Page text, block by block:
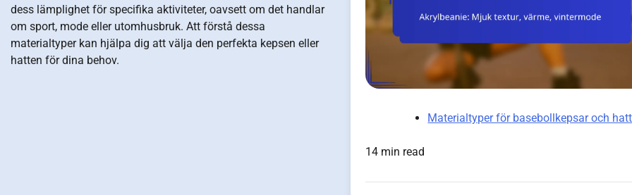
dess lämplighet för specifika aktiviteter, oavsett om det handlar
om sport, mode eller utomhusbruk. Att förstå dessa
materialtyper kan hjälpa dig att välja den perfekta kepsen eller
hatten för dina behov.
Materialtyper för basebollkepsar och
14 min read